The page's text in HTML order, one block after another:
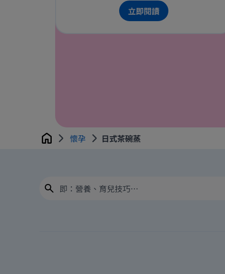
立即閱讀
Home 懷孕 日式茶碗蒸